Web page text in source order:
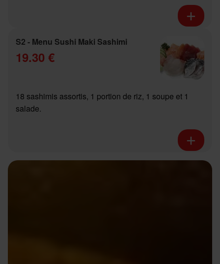
S2 - Menu Sushi Maki Sashimi
19.30 €
18 sashimis assortis, 1 portion de riz, 1 soupe et 1
salade.